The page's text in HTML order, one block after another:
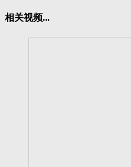
享
相关视频...